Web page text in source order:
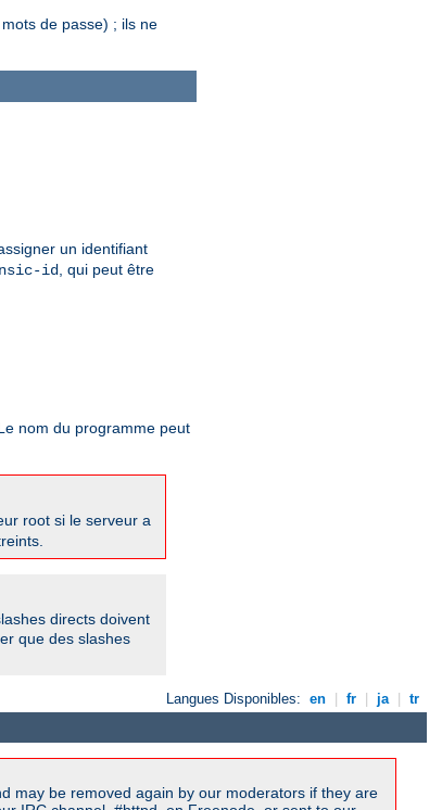
de passe) ; ils ne
un identifiant
id
, qui peut être
nom du programme peut
root si le serveur a
directs doivent
que des slashes
Langues Disponibles: en | fr | ja | tr
may be removed again by our moderators if they are